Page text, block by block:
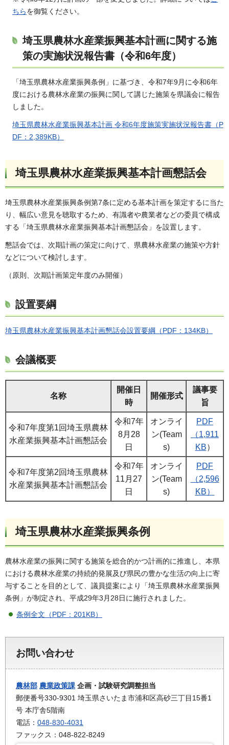
ちらを御覧ください。
埼玉県農林水産業振興基本計画に関する施
策の実施状況報告書（令和6年度）
「埼玉県農林水産業振興条例」に基づき、令和7年9月に令和6年
度における農林水産業の振興に関して講じた施策を県議会に報告
しました。
埼玉県農林水産業振興基本計画 令和6年度施策実施状況報告書（P
DF：2,389KB）
埼玉県農林水産業振興基本計画懇話会
埼玉県農林水産業振興条例第7条に定める基本計画を策定するに当た
り、幅広い意見を聴取するため、有識者や農業者などの委員で構成
する「埼玉県農林水産業振興基本計画懇話会」を設置します。
懇話会では、次期計画の策定に向けて、県農林水産業の施策や方針
などについて検討します。
（原則、次期計画策定年度のみ開催）
設置要綱
埼玉県農林水産業振興基本計画懇話会設置要綱（PDF：134KB）
会議概要
名称
開催日
時
開催形式
議事要
旨
令和7年度第1回埼玉県農林
水産業振興基本計画懇話会
令和7年
8月28
日
オンライ
ン(Team
s)
PDF
（1,911
KB）
令和7年度第2回埼玉県農林
水産業振興基本計画懇話会
令和7年
11月27
日
オンライ
ン(Team
s)
PDF
（2,596
KB）
埼玉県農林水産業振興条例
農林水産業の振興に関する施策を総合的かつ計画的に推進し、本県
における農林水産業の持続的発展及び県民の豊かな生活の向上に寄
与することを目的として、議員提案により「埼玉県農林水産業振興
条例」が制定され、平成29年3月28日に施行されました。
条例全文（PDF：201KB）
お問い合わせ
農林部 農業政策課 企画・試験研究調整担当
郵便番号330-9301 埼玉県さいたま市浦和区高砂三丁目15番1
号 本庁舎5階南
電話： 048-830-4031
ファックス：048-822-8249